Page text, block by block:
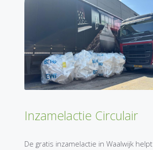
Inzamelactie Circulair
De gratis inzamelactie in Waalwijk helpt